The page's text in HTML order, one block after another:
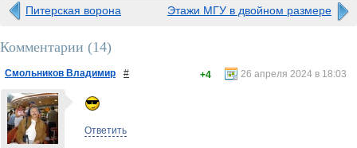
Питерская ворона Этажи МГУ в двойном размере
Комментарии (14)
Смольников Владимир # 26 апреля 2024 в 18:03
+4
Ответить